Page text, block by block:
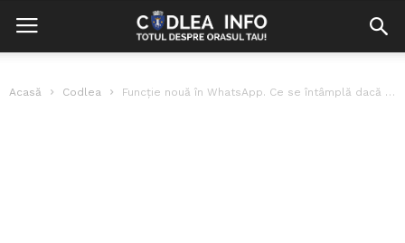
Acasă Codlea Funcție nouă în WhatsApp. Ce se întâmplă dacă apeși lung pe simbolul...